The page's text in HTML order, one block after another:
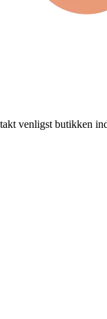
venligst butikken